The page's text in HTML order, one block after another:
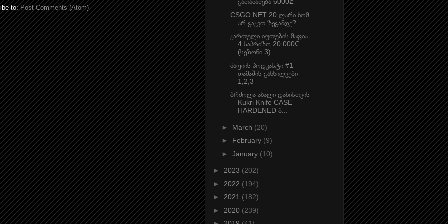
to:Post Comments (Atom)
გათამაშება 6000₾
CSGO.NET 20 ლარი ხომ
არ გაქვთ ზეგამდე?
ქართული იუთუბის მაფია
4 საპრიზო 20 000₾
(სეზონი 3)
მაფიის პოდკასტი #1
თამაშის განხილვები
1,2,3
ბრძოლა ახალი დანისთვის
Kukri Knife CASE
HARDENED ბ...
► March (20)
► February (9)
► January (10)
► 2023 (202)
► 2022 (194)
► 2021 (182)
► 2020 (239)